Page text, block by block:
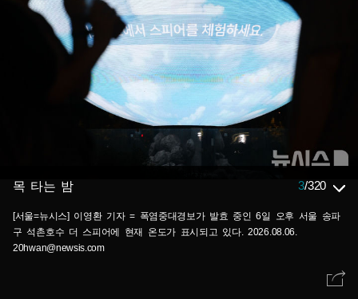
목 타는 밤 3/320
[서울=뉴시스] 이영환 기자 = 폭염중대경보가 발효 중인 6일 오후 서울 송파
구 석촌호수 더 스피어에 현재 온도가 표시되고 있다. 2026.08.06.
20hwan@newsis.com